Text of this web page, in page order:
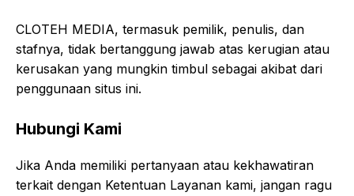
CLOTEH MEDIA, termasuk pemilik, penulis, dan
stafnya, tidak bertanggung jawab atas kerugian atau
kerusakan yang mungkin timbul sebagai akibat dari
penggunaan situs ini.
Hubungi Kami
Jika Anda memiliki pertanyaan atau kekhawatiran
terkait dengan Ketentuan Layanan kami, jangan ragu